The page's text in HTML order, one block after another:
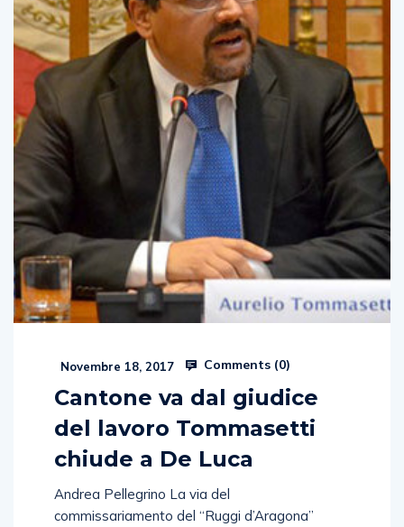
Novembre 18, 2017 Comments (0)
Cantone va dal giudice
del lavoro Tommasetti
chiude a De Luca
Andrea Pellegrino La via del
commissariamento del “Ruggi d’Aragona”